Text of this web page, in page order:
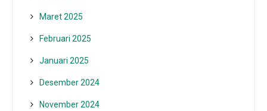
Maret 2025
Februari 2025
Januari 2025
Desember 2024
November 2024